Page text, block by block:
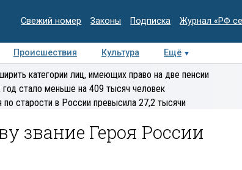
Свежий номер Законы Подписка Журнал «РФ
Происшествия Культура
Ещё
Интервью Колумнисты
категории лиц, имеющих право на две пенсии
стало меньше на 409 тысяч человек
старости в России превысила 27,2 тысячи
звание Героя России